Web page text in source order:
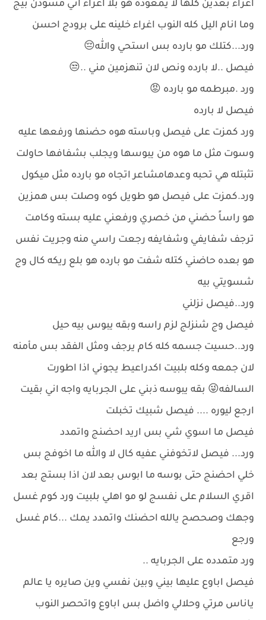
اغراء بعدين كلها لا يمعوده هو بلا اغراء اني مسودن بيج
وما انام اليل كله النوب اغراء خلينه على برودج احسن
ورد...كتلك مو بارده بس استحي والله😔
فيصل ..لا بارده ونص لان تنهزمين مني ..😒
ورد .مبرطمه مو بارده 😡
فيصل لا بارده
ورد كمزت على فيصل وباسته هوه حضنها ورفعها عليه
وسوت مثل ما هوه من يبوسها ويجلب بشفافها حاولت
تثبتله هي تحبه وعدهامشاعر اتجاه مو بارده مثل ميكول
ورد.كمزت على فيصل هو طويل كوه وصلت بس همزين
هو راساً حضني من خصري ورفعني عليه بسته وكامت
ترجف شفايفي وشفايفه رجعت راسي منه وجريت نفس
هو بعده حاضني كتله شفت مو بارده هو بلع ريكه كال وج
شسويتي بيه
ورد..فيصل نزلني
فيصل وج شنزلج لزم راسه وبقه يبوس بيه حيل
ورد..حسيت جسمه كله كام يرجف ومثل الفقد بس مأمنه
لان جمعه وكله بلبيت اكدراعيط يجوني اذا اطورت
السالفه😜 بقه يبوسه ذبني على الجربايه واجه اني بقيت
ارجع ليوره .... فيصل شبيك تخبلت
فيصل ما اسوي شي بس اريد احضنج واتمدد
ورد... فيصل لاتخوفني عفيه كال لا والله ما اخوفج بس
خلي احضنج حتى بوسه ما ابوس بعد لان اذا بستج بعد
اقري السلام على نفسج لو مو اهلي بلبيت ورد كوم غسل
وجهك وصحصح يالله احضنك واتمدد يمك ...كام غسل
ورجع
ورد متمدده على الجربايه ..
فيصل اباوع عليها بيني وبين نفسي وين صايره يا عالم
ياناس مرتي وحلالي واضل بس اباوع واتحصر النوب